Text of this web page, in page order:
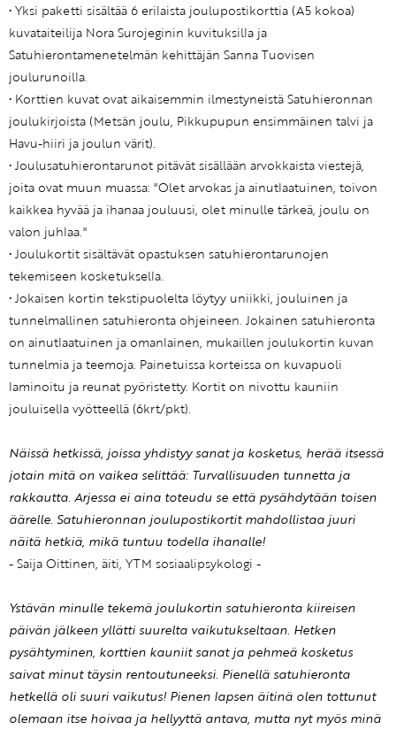
• Yksi paketti sisältää 6 erilaista joulupostikorttia (A5 kokoa)
kuvataiteilija Nora Surojeginin kuvituksilla ja
Satuhierontamenetelmän kehittäjän Sanna Tuovisen
joulurunoilla.
• Korttien kuvat ovat aikaisemmin ilmestyneistä Satuhieronnan
joulukirjoista (Metsän joulu, Pikkupupun ensimmäinen talvi ja
Havu-hiiri ja joulun värit).
• Joulusatuhierontarunot pitävät sisällään arvokkaista viestejä,
joita ovat muun muassa: "Olet arvokas ja ainutlaatuinen, toivon
kaikkea hyvää ja ihanaa jouluusi, olet minulle tärkeä, joulu on
valon juhlaa."
• Joulukortit sisältävät opastuksen satuhierontarunojen
tekemiseen kosketuksella.
• Jokaisen kortin tekstipuolelta löytyy uniikki, jouluinen ja
tunnelmallinen satuhieronta ohjeineen. Jokainen satuhieronta
on ainutlaatuinen ja omanlainen, mukaillen joulukortin kuvan
tunnelmia ja teemoja. Painetuissa korteissa on kuvapuoli
laminoitu ja reunat pyöristetty. Kortit on nivottu kauniin
jouluisella vyötteellä (6krt/pkt).
Näissä hetkissä, joissa yhdistyy sanat ja kosketus, herää itsessä
jotain mitä on vaikea selittää: Turvallisuuden tunnetta ja
rakkautta. Arjessa ei aina toteudu se että pysähdytään toisen
äärelle. Satuhieronnan joulupostikortit mahdollistaa juuri
näitä hetkiä, mikä tuntuu todella ihanalle!
- Saija Oittinen, äiti, YTM sosiaalipsykologi -
Ystävän minulle tekemä joulukortin satuhieronta kiireisen
päivän jälkeen yllätti suurelta vaikutukseltaan. Hetken
pysähtyminen, korttien kauniit sanat ja pehmeä kosketus
saivat minut täysin rentoutuneeksi. Pienellä satuhieronta
hetkellä oli suuri vaikutus! Pienen lapsen äitinä olen tottunut
olemaan itse hoivaa ja hellyyttä antava, mutta nyt myös minä